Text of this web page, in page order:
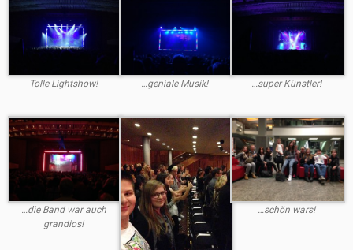
Tolle Lightshow! …geniale Musik! …super Künstler!
…die Band war auch
grandios!
…schön wars!